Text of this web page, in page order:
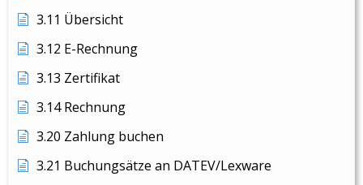
3.11 Übersicht
3.12 E-Rechnung
3.13 Zertifikat
3.14 Rechnung
3.20 Zahlung buchen
3.21 Buchungsätze an DATEV/Lexware